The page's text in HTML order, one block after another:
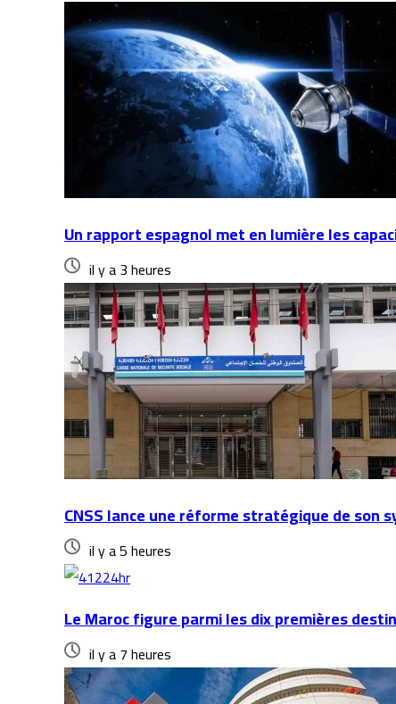
Un rapport espagnol met en lumière les
il y a 3 heures
CNSS lance une réforme stratégique de son
il y a 5 heures
Le Maroc figure parmi les dix premières
il y a 7 heures